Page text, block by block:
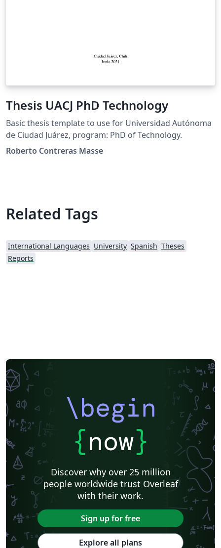
Thesis UACJ PhD Technology
Basic thesis template to use for Universidad Autónoma
de Ciudad Juárez, program: PhD of Technology.
Roberto Contreras Masse
Related Tags
International Languages University Spanish Theses
Reports
\begin
{now}
Discover why over 25 million
people worldwide trust Overleaf
with their work.
Sign up for free
Explore all plans